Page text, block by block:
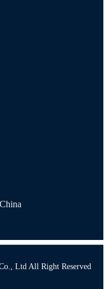
Ltd All Right Reserved